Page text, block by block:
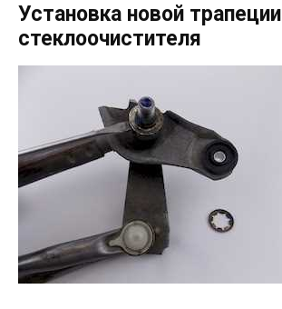
Установка новой трапеции
стеклоочистителя